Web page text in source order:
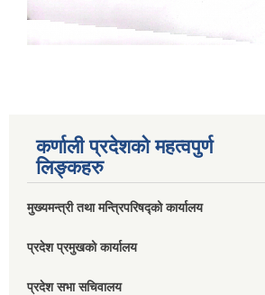
कर्णाली प्रदेशको महत्वपुर्ण
लिङ्कहरु
मुख्यमन्त्री तथा मन्त्रिपरिषद्को कार्यालय
प्रदेश प्रमुखको कार्यालय
प्रदेश सभा सचिवालय